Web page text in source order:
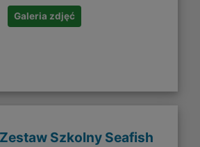
Galeria zdjęć
Szkolny Seafish